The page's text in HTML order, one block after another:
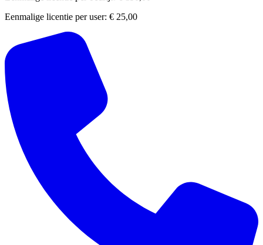
Eenmalige licentie per user: € 25,00